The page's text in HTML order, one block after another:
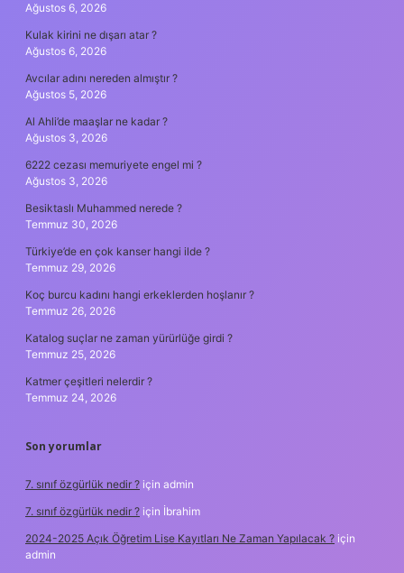
Ağustos 6, 2026
Kulak kirini ne dışarı atar ?
Ağustos 6, 2026
Avcılar adını nereden almıştır ?
Ağustos 5, 2026
Al Ahli’de maaşlar ne kadar ?
Ağustos 3, 2026
6222 cezası memuriyete engel mi ?
Ağustos 3, 2026
Besiktaslı Muhammed nerede ?
Temmuz 30, 2026
Türkiye’de en çok kanser hangi ilde ?
Temmuz 29, 2026
Koç burcu kadını hangi erkeklerden hoşlanır ?
Temmuz 26, 2026
Katalog suçlar ne zaman yürürlüğe girdi ?
Temmuz 25, 2026
Katmer çeşitleri nelerdir ?
Temmuz 24, 2026
Son yorumlar
7. sınıf özgürlük nedir ? için admin
7. sınıf özgürlük nedir ? için İbrahim
2024-2025 Açık Öğretim Lise Kayıtları Ne Zaman Yapılacak ? için
admin